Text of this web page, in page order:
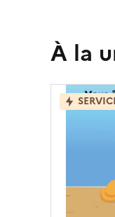
À la